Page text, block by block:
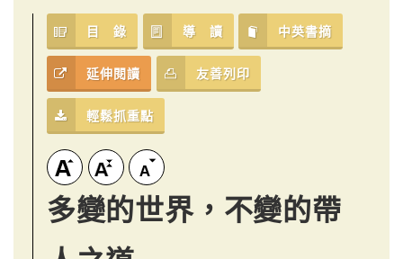
目 錄 導 讀 中英書摘
延伸閱讀 友善列印
輕鬆抓重點
多變的世界，不變的帶